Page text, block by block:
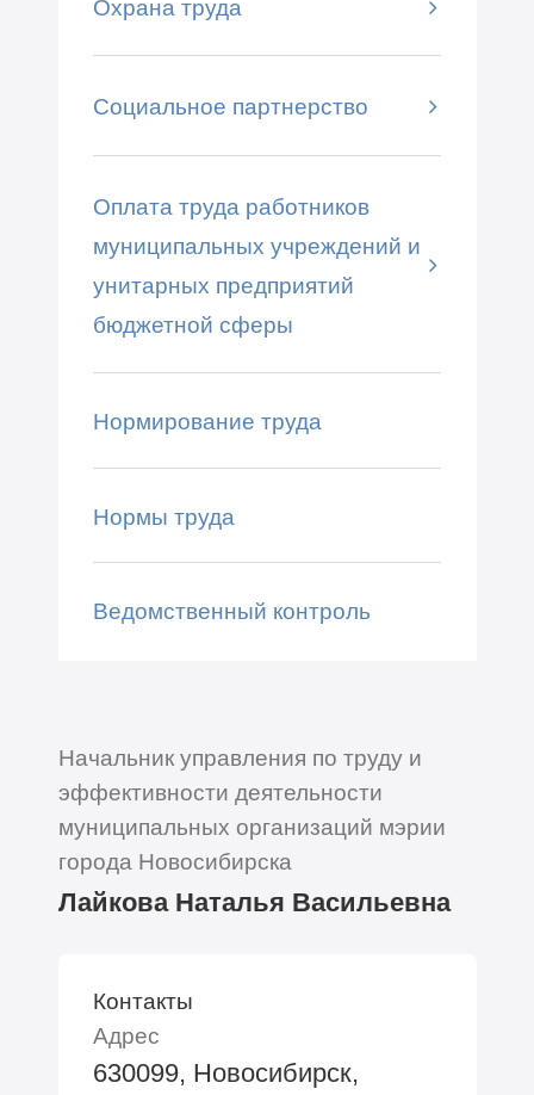
Охрана труда
Социальное партнерство
Оплата труда работников
муниципальных учреждений и
унитарных предприятий
бюджетной сферы
Нормирование труда
Нормы труда
Ведомственный контроль
Начальник управления по труду и
эффективности деятельности
муниципальных организаций мэрии
города Новосибирска
Лайкова Наталья Васильевна
Контакты
Адрес
630099, Новосибирск,